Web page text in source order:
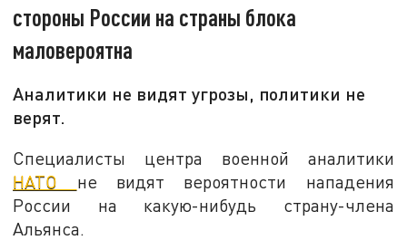
стороны России на страны блока
маловероятна
Аналитики не видят угрозы, политики не
верят.
Специалисты центра военной аналитики
НАТО не видят вероятности нападения
России на какую-нибудь страну-члена
Альянса.